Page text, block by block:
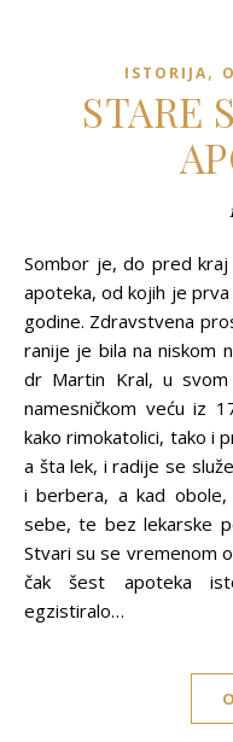
ISTORIJA,
STARE
Sombor je, do pred kraj Drugog svetskog rata, imao šest
apoteka, od kojih je
godine. Zdravstvena
ranije je bila na niskom
dr Martin Kral, u svom
namesničkom veću iz
kako rimokatolici, tako i
a šta lek, i radije se
i berbera, a kad obole,
sebe, te bez lekarske
Stvari su se vremenom
čak šest apoteka
egzistiralo…